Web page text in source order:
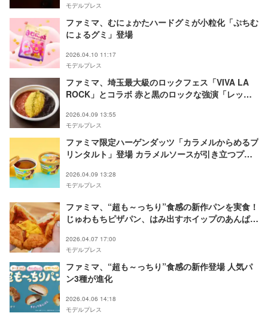
モデルプレス
ファミマ、むにょかたハードグミが小粒化「ぷちむ
にょるグミ」登場
2026.04.10 11:17
モデルプレス
ファミマ、埼玉最大級のロックフェス「VIVA LA
ROCK」とコラボ 赤と黒のロックな強演「レッド
2026.04.09 13:55
モデルプレス
ファミマ限定ハーゲンダッツ「カラメルからめるプ
リンタルト」登場 カラメルソースが引き立つプリ
2026.04.09 13:28
モデルプレス
ファミマ、“超も～っちり”食感の新作パンを実食！
じゅわもちピザパン、はみ出すホイップのあんぱん
2026.04.07 17:00
モデルプレス
ファミマ、“超も～っちり”食感の新作登場 人気パ
ン3種が進化
2026.04.06 14:18
モデルプレス